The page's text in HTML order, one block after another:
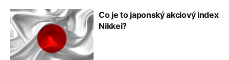
Co je to japonský akciový index
Nikkei?